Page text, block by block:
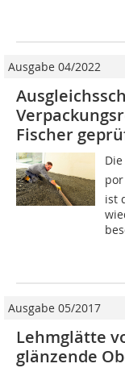
Ausgabe 04/2022
Fischer
ist
Ausgabe 05/2017
Lehmglätte
glänzende